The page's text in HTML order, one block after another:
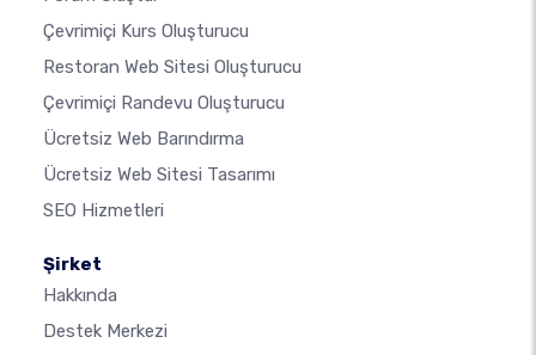
Çevrimiçi Kurs Oluşturucu
Restoran Web Sitesi Oluşturucu
Çevrimiçi Randevu Oluşturucu
Ücretsiz Web Barındırma
Ücretsiz Web Sitesi Tasarımı
SEO Hizmetleri
Şirket
Hakkında
Destek Merkezi